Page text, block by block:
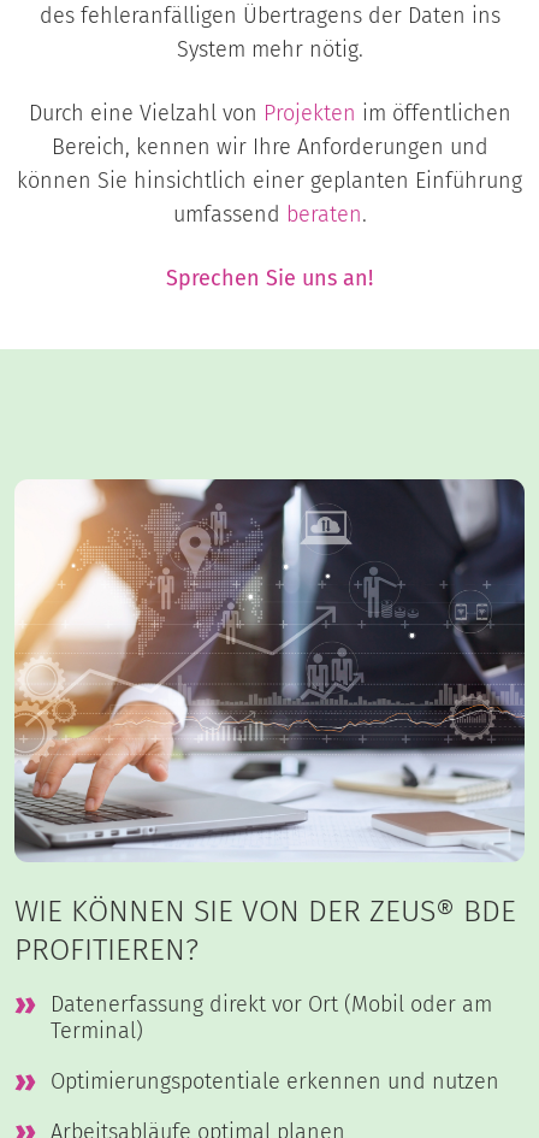
des fehleranfälligen Übertragens der Daten ins
System mehr nötig.
Durch eine Vielzahl von Projekten im öffentlichen
Bereich, kennen wir Ihre Anforderungen und
können Sie hinsichtlich einer geplanten Einführung
umfassend beraten.
Sprechen Sie uns an!
WIE KÖNNEN SIE VON DER ZEUS® BDE
PROFITIEREN?
Datenerfassung direkt vor Ort (Mobil oder am
Terminal)
Optimierungspotentiale erkennen und nutzen
Arbeitsabläufe optimal planen